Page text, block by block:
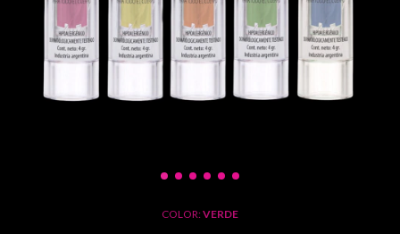
COLOR:VERDE